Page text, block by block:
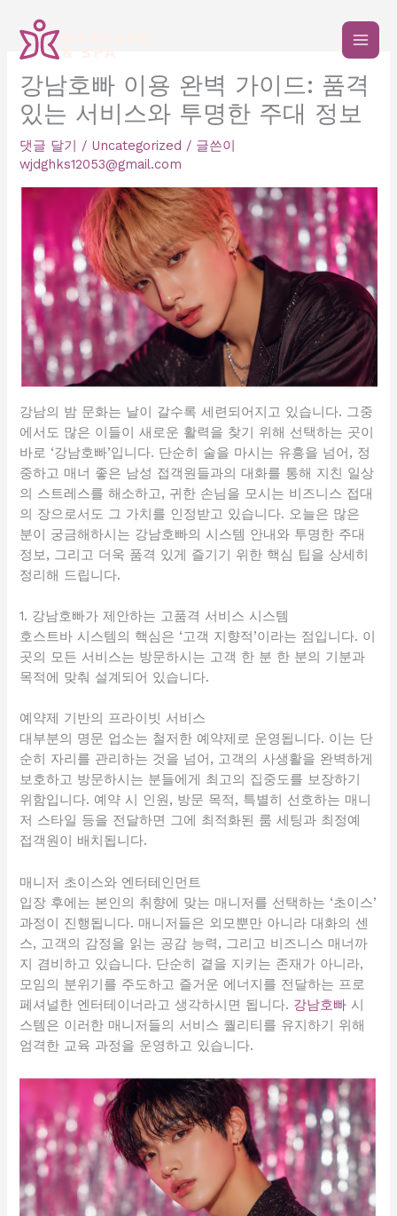
강남호빠 이용 완벽 가이드: 품격
있는 서비스와 투명한 주대 정보
댓글 달기 / Uncategorized / 글쓴이
wjdghks12053@gmail.com
강남의 밤 문화는 날이 갈수록 세련되어지고 있습니다. 그중
에서도 많은 이들이 새로운 활력을 찾기 위해 선택하는 곳이
바로 ‘강남호빠’입니다. 단순히 술을 마시는 유흥을 넘어, 정
중하고 매너 좋은 남성 접객원들과의 대화를 통해 지친 일상
의 스트레스를 해소하고, 귀한 손님을 모시는 비즈니스 접대
의 장으로서도 그 가치를 인정받고 있습니다. 오늘은 많은
분이 궁금해하시는 강남호빠의 시스템 안내와 투명한 주대
정보, 그리고 더욱 품격 있게 즐기기 위한 핵심 팁을 상세히
정리해 드립니다.
1. 강남호빠가 제안하는 고품격 서비스 시스템
호스트바 시스템의 핵심은 ‘고객 지향적’이라는 점입니다. 이
곳의 모든 서비스는 방문하시는 고객 한 분 한 분의 기분과
목적에 맞춰 설계되어 있습니다.
예약제 기반의 프라이빗 서비스
대부분의 명문 업소는 철저한 예약제로 운영됩니다. 이는 단
순히 자리를 관리하는 것을 넘어, 고객의 사생활을 완벽하게
보호하고 방문하시는 분들에게 최고의 집중도를 보장하기
위함입니다. 예약 시 인원, 방문 목적, 특별히 선호하는 매니
저 스타일 등을 전달하면 그에 최적화된 룸 세팅과 최정예
접객원이 배치됩니다.
매니저 초이스와 엔터테인먼트
입장 후에는 본인의 취향에 맞는 매니저를 선택하는 ‘초이스’
과정이 진행됩니다. 매니저들은 외모뿐만 아니라 대화의 센
스, 고객의 감정을 읽는 공감 능력, 그리고 비즈니스 매너까
지 겸비하고 있습니다. 단순히 곁을 지키는 존재가 아니라,
모임의 분위기를 주도하고 즐거운 에너지를 전달하는 프로
페셔널한 엔터테이너라고 생각하시면 됩니다. 강남호빠 시
스템은 이러한 매니저들의 서비스 퀄리티를 유지하기 위해
엄격한 교육 과정을 운영하고 있습니다.